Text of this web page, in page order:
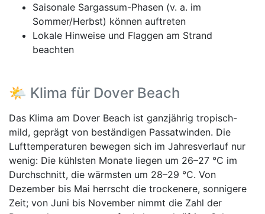
Saisonale Sargassum-Phasen (v. a. im
Sommer/Herbst) können auftreten
Lokale Hinweise und Flaggen am Strand
beachten
🌤️ Klima für Dover Beach
Das Klima am Dover Beach ist ganzjährig tropisch-
mild, geprägt von beständigen Passatwinden. Die
Lufttemperaturen bewegen sich im Jahresverlauf nur
wenig: Die kühlsten Monate liegen um 26–27 °C im
Durchschnitt, die wärmsten um 28–29 °C. Von
Dezember bis Mai herrscht die trockenere, sonnigere
Zeit; von Juni bis November nimmt die Zahl der